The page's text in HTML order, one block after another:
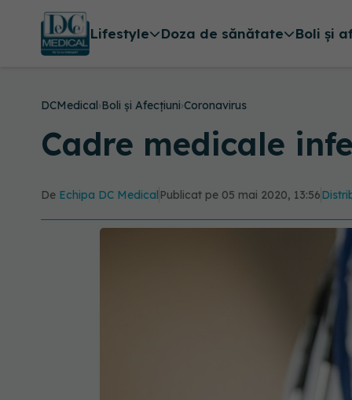
Lifestyle Doza de sănătate Boli și
DCMedical›Boli și Afecțiuni›Coronavirus
Cadre medicale
De Echipa DC Medical Publicat pe 05 mai 2020, 13:56